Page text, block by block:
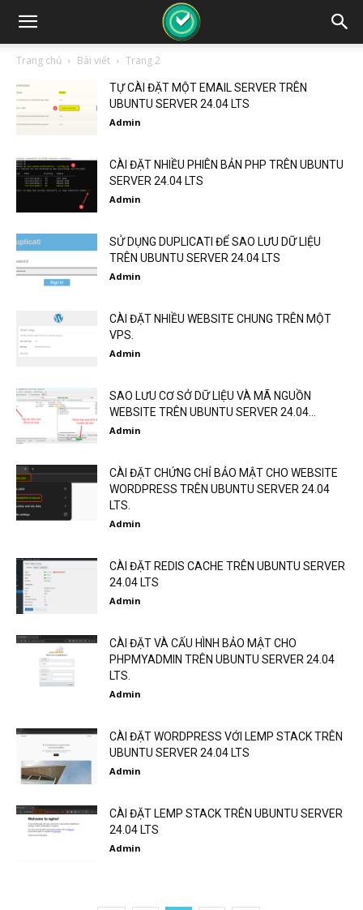
Trang chủ Bài viết Trang 2
TỰ CÀI ĐẶT MỘT EMAIL SERVER TRÊN
UBUNTU SERVER 24.04 LTS
Admin
CÀI ĐẶT NHIỀU PHIÊN BẢN PHP TRÊN UBUNTU
SERVER 24.04 LTS
Admin
SỬ DỤNG DUPLICATI ĐỂ SAO LƯU DỮ LIỆU
TRÊN UBUNTU SERVER 24.04 LTS
Admin
CÀI ĐẶT NHIỀU WEBSITE CHUNG TRÊN MỘT
VPS.
Admin
SAO LƯU CƠ SỞ DỮ LIỆU VÀ MÃ NGUỒN
WEBSITE TRÊN UBUNTU SERVER 24.04...
Admin
CÀI ĐẶT CHỨNG CHỈ BẢO MẬT CHO WEBSITE
WORDPRESS TRÊN UBUNTU SERVER 24.04
LTS.
Admin
CÀI ĐẶT REDIS CACHE TRÊN UBUNTU SERVER
24.04 LTS
Admin
CÀI ĐẶT VÀ CẤU HÌNH BẢO MẬT CHO
PHPMYADMIN TRÊN UBUNTU SERVER 24.04
LTS.
Admin
CÀI ĐẶT WORDPRESS VỚI LEMP STACK TRÊN
UBUNTU SERVER 24.04 LTS
Admin
CÀI ĐẶT LEMP STACK TRÊN UBUNTU SERVER
24.04 LTS
Admin